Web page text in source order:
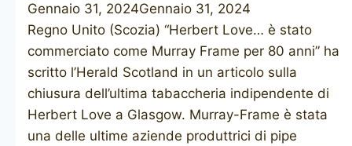
Gennaio 31, 2024Gennaio 31, 2024
Regno Unito (Scozia) “Herbert Love… è stato
commerciato come Murray Frame per 80 anni” ha
scritto l’Herald Scotland in un articolo sulla
chiusura dell’ultima tabaccheria indipendente di
Herbert Love a Glasgow. Murray-Frame è stata
una delle ultime aziende produttrici di pipe